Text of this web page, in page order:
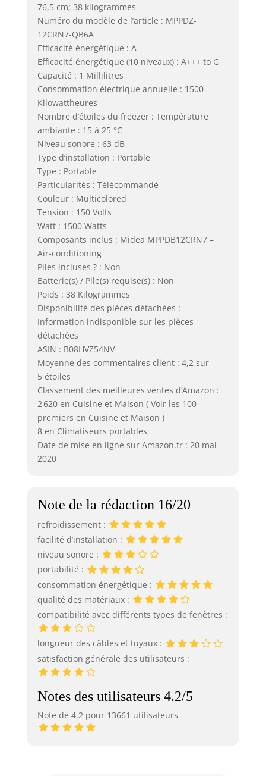
76,5 cm; 38 kilogrammes
Numéro du modèle de l’article : MPPDZ-
12CRN7-QB6A
Efficacité énergétique : A
Efficacité énergétique (10 niveaux) : A+++ to G
Capacité : 1 Millilitres
Consommation électrique annuelle : 1500
Kilowattheures
Nombre d’étoiles du freezer : Température
ambiante : 15 à 25 °C
Niveau sonore : 63 dB
Type d’installation : Portable
Type : Portable
Particularités : Télécommandé
Couleur : Multicolored
Tension : 150 Volts
Watt : 1500 Watts
Composants inclus : Midea MPPDB12CRN7 –
Air-conditioning
Piles incluses ? : Non
Batterie(s) / Pile(s) requise(s) : Non
Poids : 38 Kilogrammes
Disponibilité des pièces détachées :
Information indisponible sur les pièces
détachées
ASIN : B08HVZ54NV
Moyenne des commentaires client : 4,2 sur
5 étoiles
Classement des meilleures ventes d’Amazon :
2 620 en Cuisine et Maison ( Voir les 100
premiers en Cuisine et Maison )
8 en Climatiseurs portables
Date de mise en ligne sur Amazon.fr : 20 mai
2020
Note de la rédaction 16/20
refroidissement :
facilité d’installation :
niveau sonore :
portabilité :
consommation énergétique :
qualité des matériaux :
compatibilité avec différents types de fenêtres :
longueur des câbles et tuyaux :
satisfaction générale des utilisateurs :
Notes des utilisateurs 4.2/5
Note de 4.2 pour 13661 utilisateurs